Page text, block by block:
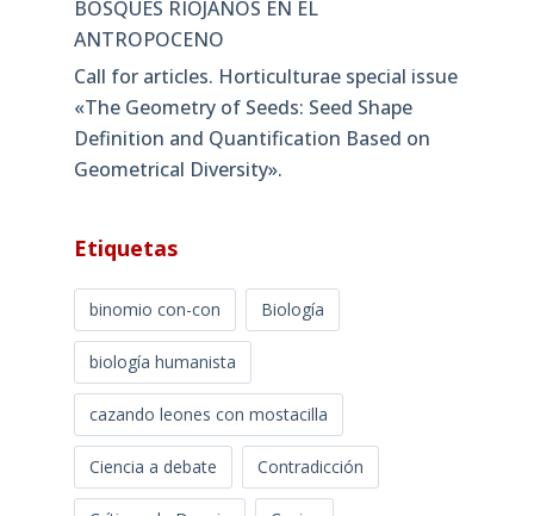
BOSQUES RIOJANOS EN EL
ANTROPOCENO
Call for articles. Horticulturae special issue
«The Geometry of Seeds: Seed Shape
Definition and Quantification Based on
Geometrical Diversity»​.
Etiquetas
binomio con-con Biología
biología humanista
cazando leones con mostacilla
Ciencia a debate Contradicción